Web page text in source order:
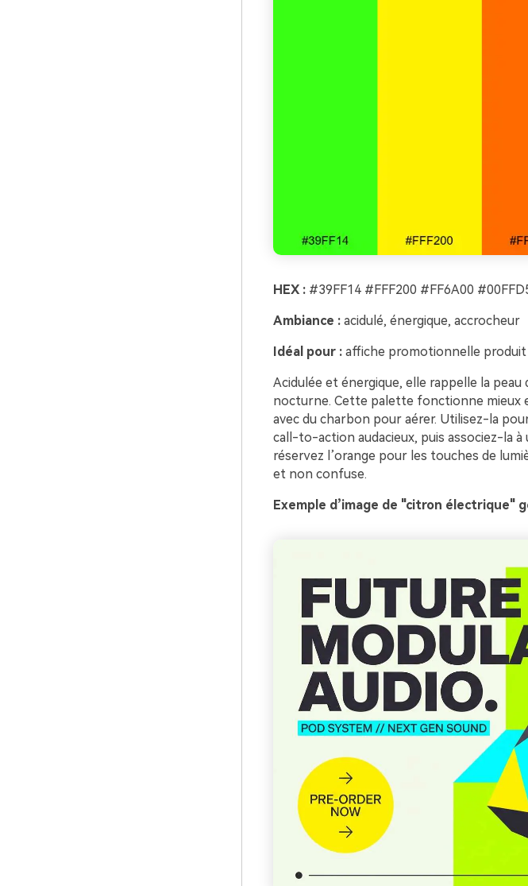
HEX :#39FF14 #FFF200 #FF6A00
Ambiance :acidulé, énergique, accrocheur
Idéal pour :affiche promotionnelle produit
Acidulée et énergique, elle rappelle la
nocturne. Cette palette fonctionne mieux
avec du charbon pour aérer. Utilisez-la
call-to-action audacieux, puis associez-la
réservez l’orange pour les touches de
et non confuse.
Exemple d’image de "citron électrique"